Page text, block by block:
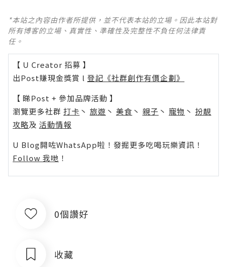
*本站之內容由作者所提供，並不代表本站的立場。因此本站對
所有博客的立場、真實性、準確性及完整性不負任何法律責
任。
【 U Creator 招募 】
出Post賺現金獎賞 l 登記《社群創作有價企劃》
【 睇Post + 參加品牌活動 】
瀏覽更多社群 打卡 丶 旅遊 丶 美食 丶 親子 丶 寵物 丶 扮靚
攻略及 活動情報
U Blog開咗WhatsApp啦！發掘更多吃喝玩樂資訊！
Follow 我哋 ！
0個讚好
收藏